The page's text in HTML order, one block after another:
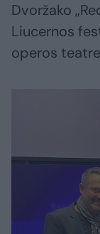
Dvoržako
Liucernos
operos